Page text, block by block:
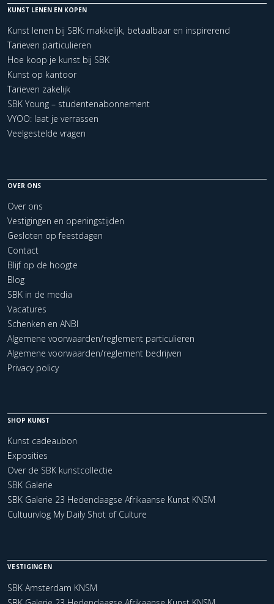
KUNST LENEN EN KOPEN
Kunst lenen bij SBK: makkelijk, betaalbaar en inspirerend
Tarieven particulieren
Hoe koop je kunst bij SBK
Kunst op kantoor
Tarieven zakelijk
SBK Young – studentenabonnement
VYOO: laat je verrassen
Veelgestelde vragen
OVER ONS
Over ons
Vestigingen en openingstijden
Gesloten op feestdagen
Contact
Blijf op de hoogte
Blog
SBK in de media
Vacatures
Schenken en ANBI
Algemene voorwaarden/reglement particulieren
Algemene voorwaarden/reglement bedrijven
Privacy policy
SHOP KUNST
Kunst cadeaubon
Exposities
Over de SBK kunstcollectie
SBK Galerie
SBK Galerie 23 Hedendaagse Afrikaanse Kunst KNSM
Cultuurvlog My Daily Shot of Culture
VESTIGINGEN
SBK Amsterdam KNSM